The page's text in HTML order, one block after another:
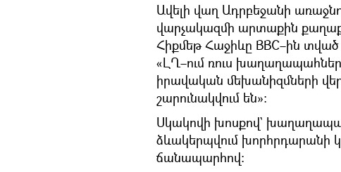
Ավելի վաղ Ադրբեջանի
վարչակազմի արտաքին
Հիքմեթ Հաջիևը BBC–ին տված
«ԼՂ–ում ռուս
իրավական մեխանիզմների
շարունակվում են»։
Սկակովի խոսքով`
ձևակերպվում խորհրդարանի
ճանապարհով։